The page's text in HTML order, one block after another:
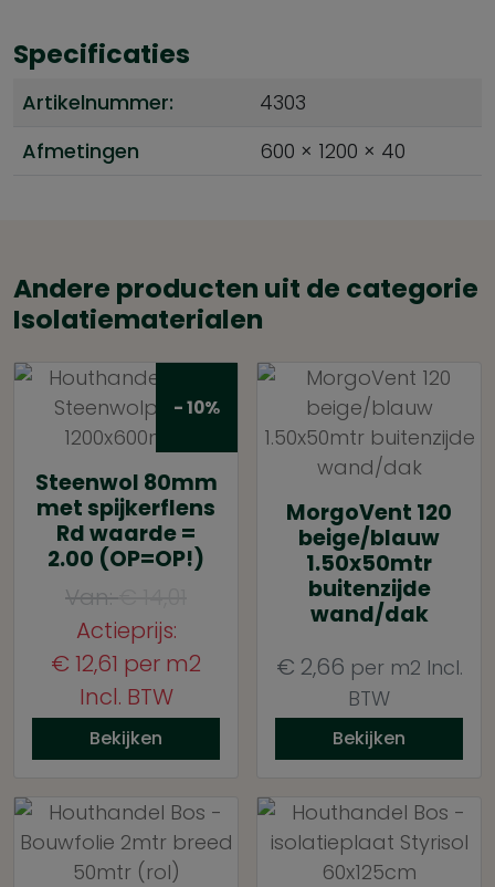
Specificaties
Artikelnummer:
4303
Afmetingen
600 × 1200 × 40
Andere producten uit de categorie
Isolatiematerialen
- 10%
Steenwol 80mm
met spijkerflens
Rd waarde =
2.00 (OP=OP!)
Van:
Actieprijs:
€ 12,61 per m2
Incl. BTW
Bekijken
MorgoVent 120
beige/blauw
1.50x50mtr
buitenzijde
wand/dak
€ 2,66 per m2 Incl.
BTW
Bekijken